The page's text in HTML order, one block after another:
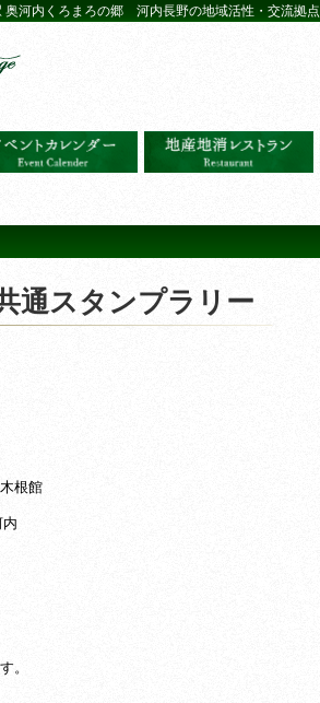
奥河内くろまろの郷 河内長野の地域活性・交流拠点
スタンプラリー
根館
。